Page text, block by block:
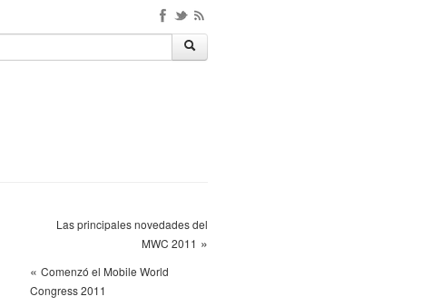
Las principales novedades del
MWC 2011 »
« Comenzó el Mobile World
Congress 2011